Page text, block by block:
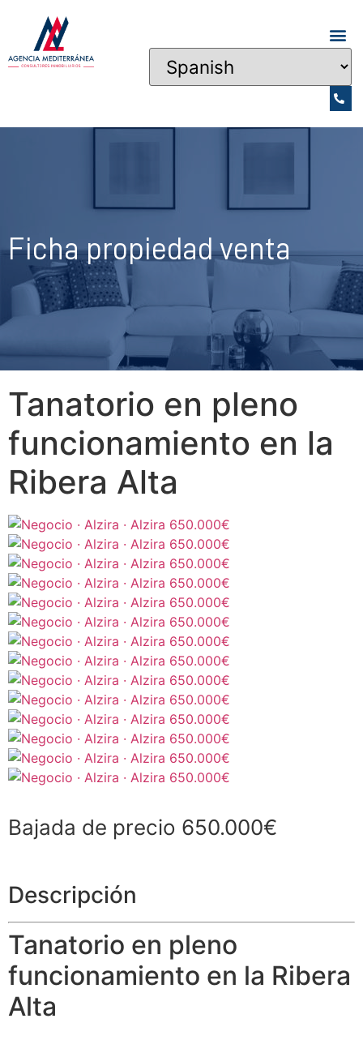
Ficha propiedad venta
Tanatorio en pleno
funcionamiento en la
Ribera Alta
Bajada de precio 650.000€
Descripción
Tanatorio en pleno
funcionamiento en la Ribera
Alta